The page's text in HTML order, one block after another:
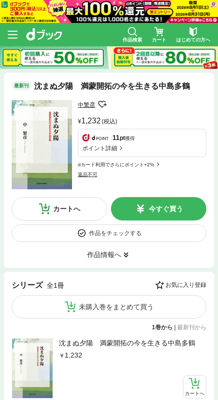
作品検索 カート はじめての方へ
最新刊 沈まぬ夕陽 満蒙開拓の今を生きる中島多鶴
中繁彦
1,232 (税込)
11pt獲得
ポイント詳細
dカード利用でさらにポイント+2%
返品不可
カートへ 今すぐ買う
作品をチェックする
作品情報へ
シリーズ 全1冊 お気に入り登録
未購入巻をまとめて買う
1巻から | 最新刊から
沈まぬ夕陽 満蒙開拓の今を生きる中島多鶴
1,232
カートへ